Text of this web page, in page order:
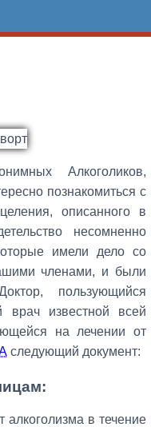
Алкоголиков,
познакомиться с
описанного в
несомненно
имели дело со
членами, и были
пользующийся
врач известной всей
на лечении от
следующий документ:
алкоголизма в течение